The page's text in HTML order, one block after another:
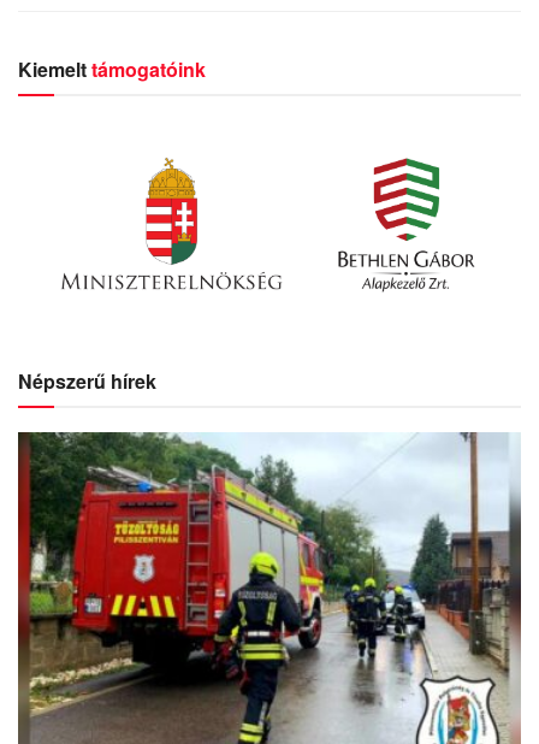
Kiemelttámogatóink
Népszerű hírek